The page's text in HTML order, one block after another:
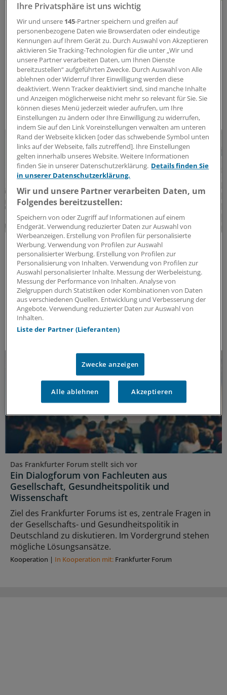
Klimawandel und Gesundheitswesen
Klimaschutz und Gesundheit:
Herausforderungen und Lösungen
Was bedeutet der Klimawandel für die menschliche
Gesundheit? Welche Menschen sind besonders
betroffen, wie können sie geschützt und auf
Klimaextreme vorbereitet werden? Und was bedeutet
das für Praxen und Kliniken?
Kooperation|In Kooperation mit:Frankfurter Forum
Klimawandel und Gesundheitswesen
Forderungen nach Verhaltensänderungen und
Verhältnisprävention
Auf dem 30. Frankfurter Forum tauschten sich die
Teilnehmenden zu Klima, Umwelt und Gesundheit
aus. Hier gibt es eine Zusammenfassung der
Veranstaltung.
Kooperation |In Kooperation mit:Frankfurter Forum
Das Frankfurter Forum stellt sich vor
Ein Dialogforum von Fachleuten aus
Gesellschaft, Gesundheitspolitik und
Wissenschaft
Ziel des Frankfurter Forums ist es, zentrale Fragen in
der Gesellschafts- und Gesundheitspolitik in
Deutschland zu diskutieren. Im Vordergrund stehen
mögliche Lösungsansätze.
Kooperation | In Kooperation mit: Frankfurter Forum
Ihre Privatsphäre ist uns wichtig
Wir und unsere 145-Partner speichern und greifen auf
personenbezogene Daten wie Browserdaten oder eindeutige
Kennungen auf Ihrem Gerät zu. Durch Auswahl von Akzeptieren
aktivieren Sie Tracking-Technologien für die unter „Wir und
unsere Partner verarbeiten Daten, um Ihnen Dienste
bereitzustellen“ aufgeführten Zwecke. Durch Auswahl von Alle
ablehnen oder Widerruf Ihrer Einwilligung werden diese
deaktiviert. Wenn Tracker deaktiviert sind, sind manche Inhalte
und Anzeigen möglicherweise nicht mehr so relevant für Sie. Sie
können dieses Menü jederzeit wieder aufrufen, um Ihre
Einstellungen zu ändern oder Ihre Einwilligung zu widerrufen,
indem Sie auf den Link Voreinstellungen verwalten am unteren
Rand der Webseite klicken [oder das schwebende Symbol unten
links auf der Webseite, falls zutreffend]. Ihre Einstellungen
gelten innerhalb unseres Website. Weitere Informationen
finden Sie in unserer Datenschutzerklärung. Details finden Sie
in unserer Datenschutzerklärung.
Wir und unsere Partner verarbeiten Daten, um
Folgendes bereitzustellen:
Speichern von oder Zugriff auf Informationen auf einem
Endgerät. Verwendung reduzierter Daten zur Auswahl von
Werbeanzeigen. Erstellung von Profilen für personalisierte
Werbung. Verwendung von Profilen zur Auswahl
personalisierter Werbung. Erstellung von Profilen zur
Personalisierung von Inhalten. Verwendung von Profilen zur
Auswahl personalisierter Inhalte. Messung der Werbeleistung.
Messung der Performance von Inhalten. Analyse von
Zielgruppen durch Statistiken oder Kombinationen von Daten
aus verschiedenen Quellen. Entwicklung und Verbesserung der
Angebote. Verwendung reduzierter Daten zur Auswahl von
Inhalten.
Liste der Partner (Lieferanten)
Zwecke anzeigen
Alle ablehnen Akzeptieren